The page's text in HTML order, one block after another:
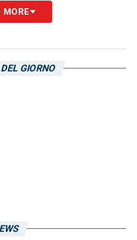
MORE
GIORNO